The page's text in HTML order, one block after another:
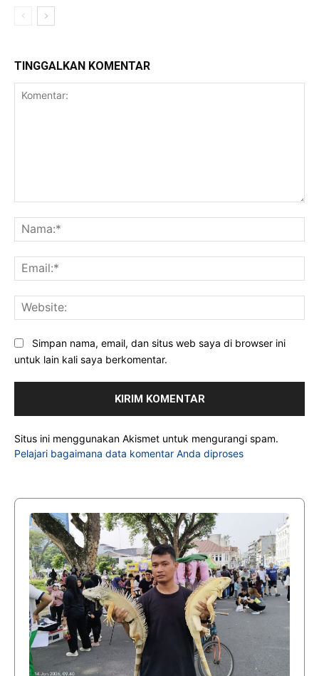
TINGGALKAN KOMENTAR
Simpan nama, email, dan situs web saya di browser ini
untuk lain kali saya berkomentar.
Situs ini menggunakan Akismet untuk mengurangi spam.
Pelajari bagaimana data komentar Anda diproses